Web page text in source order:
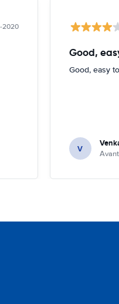
2020
Good,
Good, easy
V